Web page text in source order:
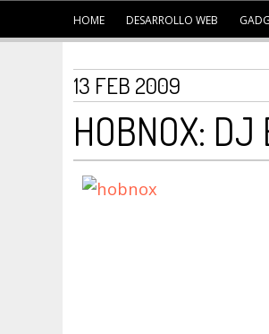
HOME DESARROLLO WEB
13 FEB 2009
HOBNOX: DJ